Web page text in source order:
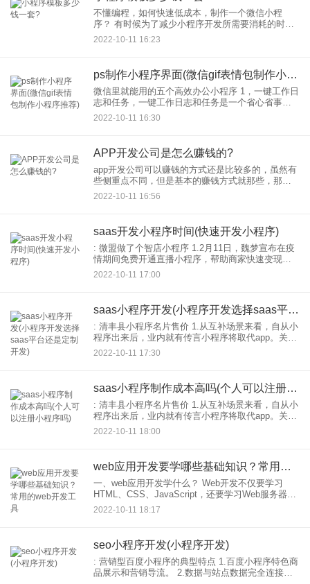
不懂编程，如何快速低成本，制作一个微信小程
序？ 有时候为了减少小程序开发所需要消耗的时
间，为了降低
2022-10-11 16:23
ps制作小程序界面(微信gif表情包制作小程序推荐)
微信里就能用的五个高效办公小程序 1，一键工作日
志和任务，一键工作日志和任务是一个省心省事的
办公室工具。使用起来非常简单。员工可以利用工
作日志功能，记录工作内容，写入需要协调的工作
2022-10-11 16:30
APP开发公司是怎么赚钱的?
app开发公司可以赚钱的方式还是比较多的，虽然有
些侧重点不同，但是基本的赚钱方式就那些，那么
APP开发公司是怎么赚钱的呢？ 一、定制开发app
这种赚钱方式
2022-10-11 16:56
saas开发小程序时间(快速开发小程序)
: 微盟做了个智店小程序 1.2月11日，魏梦宣布在疫
情期间免费开通直播小程序，帮助商家快速变现直
播卖货，并推出免流量费、空间使用费、提成等一
系列措施费用。在魏梦后台创建直播，用户可通
2022-10-11 17:00
saas小程序开发(小程序开发选择saas平台还是定制开发)
: 清丰县小程序名片售价 1.从互补场景来看，自从小
程序出来后，业内就有传言小程序将取代app。关于
这个观点网上也有很多具体的分析，这里就不详细
分析了。如果用一个词来区分，那就是app重功能类
2022-10-11 17:30
saas小程序制作成本高吗(个人可以注册小程序吗)
: 清丰县小程序名片售价 1.从互补场景来看，自从小
程序出来后，业内就有传言小程序将取代app。关于
这个观点网上也有很多具体的分析，这里就不详细
分析了。如果用一个词来区分，那就是app重功能类
2022-10-11 18:00
web应用开发要学哪些基础知识？常用的web开发工具
一、web应用开发学什么？ Web开发不仅要学习
HTML、CSS、JavaScript，还要学习Web服务器和
web框架，学习相关的数据库知识和SQL语法。另
外，也需要了解相关的TCP
2022-10-11 18:17
seo小程序开发(小程序开发)
: 营销型百度小程序的典型特点 1.百度小程序特色商
品展示和营销导流。 2.数据与站点数据完全连接，